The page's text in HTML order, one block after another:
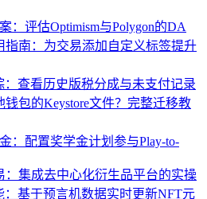
：评估Optimism与Polygon的DA
指南：为交易添加自定义标签提升
：查看历史版税分成与未支付记录
包的Keystore文件？完整迁移教
：配置奖学金计划参与Play-to-
：集成去中心化衍生品平台的实操
：基于预言机数据实时更新NFT元